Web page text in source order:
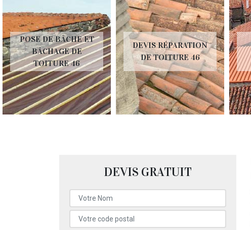
POSE DE BÂCHE ET
BÂCHAGE DE
TOITURE 46
DEVIS RÉPARATION
DE TOITURE 46
DEVIS GRATUIT